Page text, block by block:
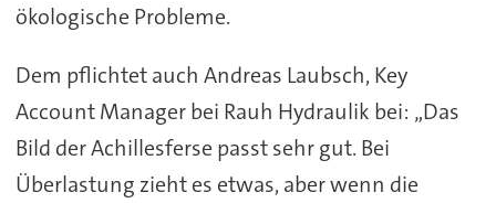
ökologische Probleme.
Dem pflichtet auch Andreas Laubsch, Key
Account Manager bei Rauh Hydraulik bei: „Das
Bild der Achillesferse passt sehr gut. Bei
Überlastung zieht es etwas, aber wenn die